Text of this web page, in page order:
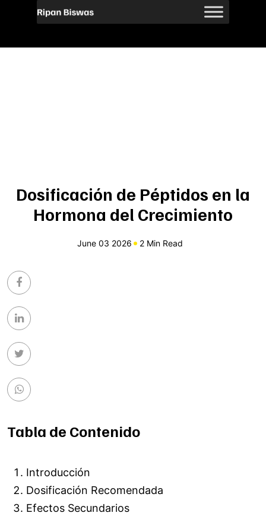
Dosificación de Péptidos en la
Hormona del Crecimiento
June 03 2026 2 Min Read
Tabla de Contenido
Introducción
Dosificación Recomendada
Efectos Secundarios